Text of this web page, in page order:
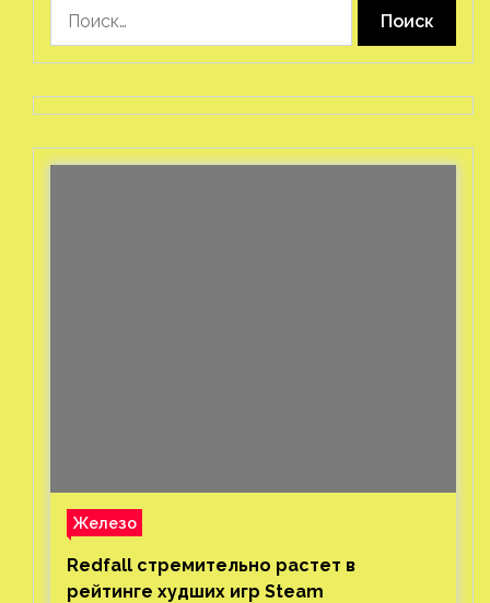
Железо
Redfall стремительно растет в
рейтинге худших игр Steam